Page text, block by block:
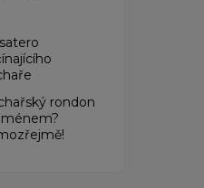
rondon